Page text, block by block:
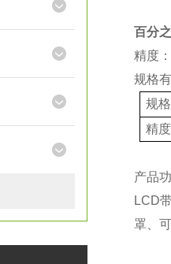
百分
精度
规格
规格
精度
产品
LCD
罩、